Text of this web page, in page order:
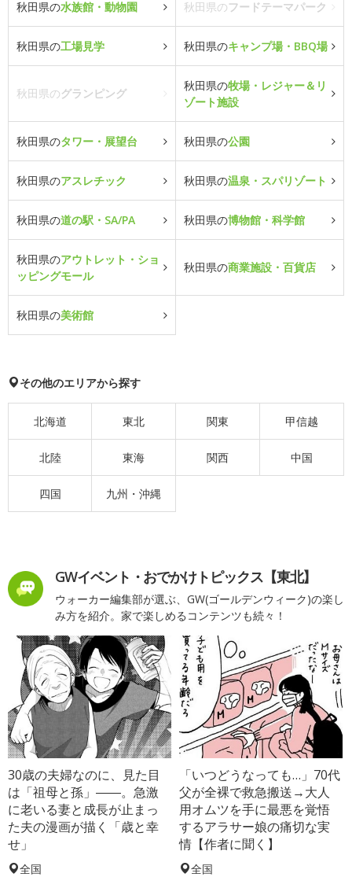
秋田県の水族館・動物園 秋田県のフードテーマパーク
秋田県の工場見学 秋田県のキャンプ場・BBQ場
秋田県のグランピング
秋田県の牧場・レジャー＆リ
ゾート施設
秋田県のタワー・展望台 秋田県の公園
秋田県のアスレチック 秋田県の温泉・スパリゾート
秋田県の道の駅・SA/PA 秋田県の博物館・科学館
秋田県のアウトレット・ショ
ッピングモール
秋田県の商業施設・百貨店
秋田県の美術館
その他のエリアから探す
北海道 東北 関東 甲信越
北陸 東海 関西 中国
四国 九州・沖縄
GWイベント・おでかけトピックス【東北】
ウォーカー編集部が選ぶ、GW(ゴールデンウィーク)の楽し
み方を紹介。家で楽しめるコンテンツも続々！
30歳の夫婦なのに、見た目
は「祖母と孫」――。急激
に老いる妻と成長が止まっ
た夫の漫画が描く「歳と幸
せ」
全国
「いつどうなっても…」70代
父が全裸で救急搬送→大人
用オムツを手に最悪を覚悟
するアラサー娘の痛切な実
情【作者に聞く】
全国